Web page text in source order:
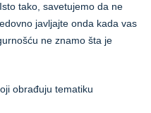
tako, savetujemo da ne
javljajte onda kada vas
ne znamo šta je
obrađuju tematiku